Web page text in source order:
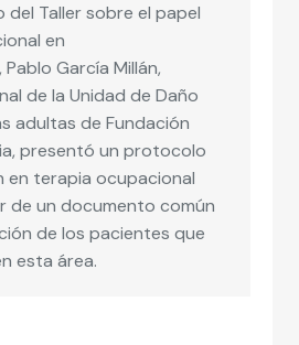
del Taller sobre el papel
en
García Millán,
de la Unidad de Daño
adultas de Fundación
presentó un protocolo
en terapia ocupacional
de un documento común
de los pacientes que
esta área.